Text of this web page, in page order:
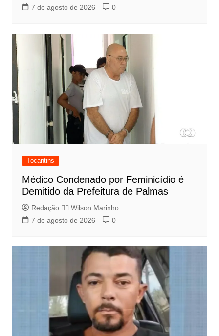
7 de agosto de 2026
0
Tocantins
Médico Condenado por Feminicídio é
Demitido da Prefeitura de Palmas
Redação 👨‍⚖️​ Wilson Marinho
7 de agosto de 2026
0